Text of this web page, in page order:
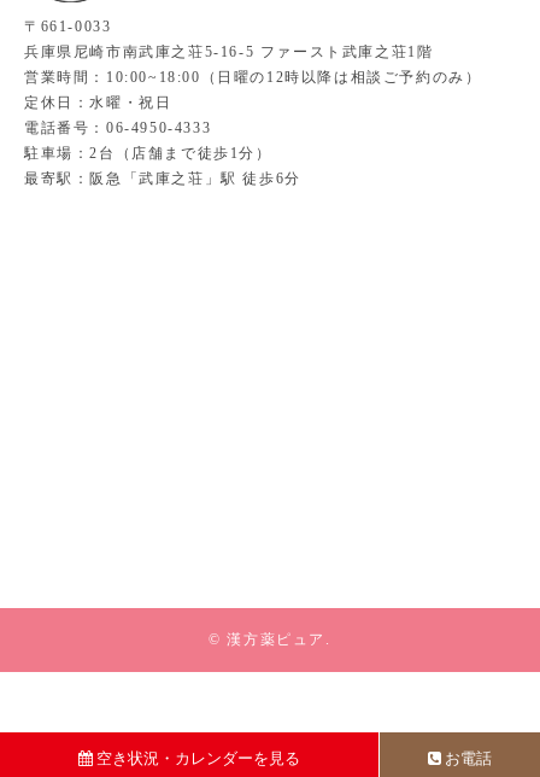
〒661-0033
兵庫県尼崎市南武庫之荘5-16-5 ファースト武庫之荘1階
営業時間：10:00~18:00（日曜の12時以降は相談ご予約のみ）
定休日：水曜・祝日
電話番号：06-4950-4333
駐車場：2台（店舗まで徒歩1分）
最寄駅：阪急「武庫之荘」駅 徒歩6分
© 漢方薬ピュア.
空き状況・カレンダーを見る お電話